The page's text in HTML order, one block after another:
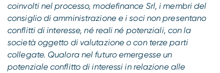
coinvolti nel processo, modefinance Srl, i membri del
consiglio di amministrazione e i soci non presentano
conflitti di interesse, né reali né potenziali, con la
società oggetto di valutazione o con terze parti
collegate. Qualora nel futuro emergesse un
potenziale conflitto di interessi in relazione alle